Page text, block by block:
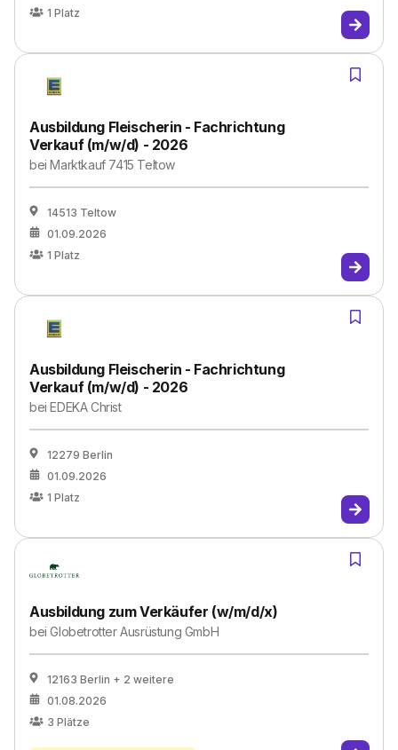
1 Platz
Ausbildung Fleischerin - Fachrichtung
Verkauf (m/w/d) - 2026
beiMarktkauf 7415 Teltow
14513 Teltow
01.09.2026
1 Platz
Ausbildung Fleischerin - Fachrichtung
Verkauf (m/w/d) - 2026
beiEDEKA Christ
12279 Berlin
01.09.2026
1 Platz
Ausbildung zum Verkäufer (w/m/d/x)
beiGlobetrotter Ausrüstung GmbH
12163 Berlin + 2 weitere
01.08.2026
3 Plätze